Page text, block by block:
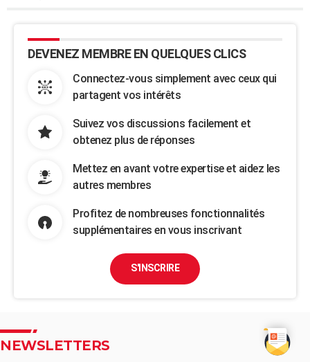
DEVENEZ MEMBRE EN QUELQUES CLICS
Connectez-vous simplement avec ceux qui
partagent vos intérêts
Suivez vos discussions facilement et
obtenez plus de réponses
Mettez en avant votre expertise et aidez les
autres membres
Profitez de nombreuses fonctionnalités
supplémentaires en vous inscrivant
S'INSCRIRE
NEWSLETTERS